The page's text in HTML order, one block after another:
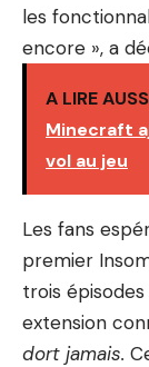
les
encore », a
A LIRE
Minecraft
vol au jeu
Les fans
premier
trois
extension
dort jamais.